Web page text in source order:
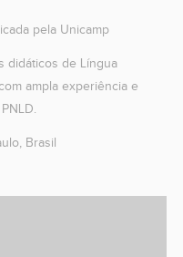
pela Unicamp
didáticos de Língua
ampla experiência e
Brasil